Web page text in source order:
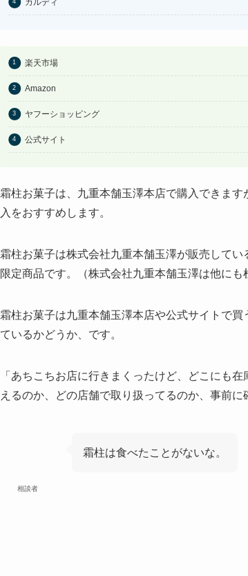
カルディ
楽天市場
Amazon
ヤフーショッピング
公式サイト
霜柱お菓子は、九重本舗玉澤本店で購入できま
入をおすすめします。
霜柱お菓子は株式会社九重本舗玉澤が販売して
限定商品です。（株式会社九重本舗玉澤は他に
霜柱お菓子は九重本舗玉澤本店や公式サイトで
ているかどうか、です。
「あちこちお店に行きまくったけど、どこにも
えるのか、どの店舗で取り扱ってるのか、事前に
相談者
霜柱は食べたことがないな。